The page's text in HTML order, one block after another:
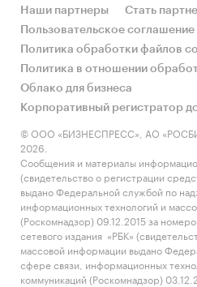
Наши партнеры
Стать
Пользовательское соглашение
Политика обработки файлов
Политика в отношении
Облако для бизнеса
Корпоративный регистратор
© ООО «БИЗНЕСПРЕСС», АО
2026.
Сообщения и материалы
(свидетельство о регистрации
выдано Федеральной службой по
информационных технологий и
(Роскомнадзор) 09.12.2015 за
сетевого издания «РБК»
массовой информации выдано
сфере связи, информационных
коммуникаций (Роскомнадзор)